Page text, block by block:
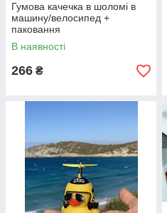
Гумова качечка в шоломі в
машину/велосипед +
паковання
В наявності
266 ₴